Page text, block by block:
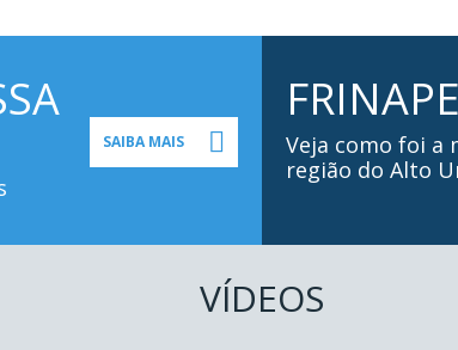
SAIBA MAIS
FRINAPE
Veja como foi a
região do Alto
VÍDEOS